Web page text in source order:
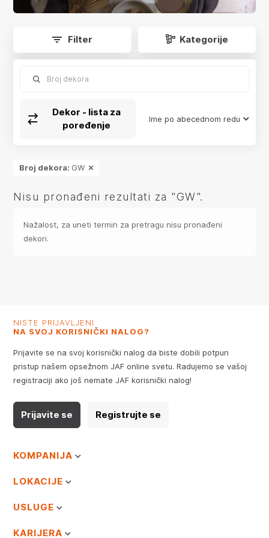
Filter Kategorije
Broj dekora
Dekor - lista za
poređenje
Ime po abecednom redu
Broj dekora: GW
Nisu pronađeni rezultati za "GW".
Nažalost, za uneti termin za pretragu nisu pronađeni
dekori.
NISTE PRIJAVLJENI
NA SVOJ KORISNIČKI NALOG?
Prijavite se na svoj korisnički nalog da biste dobili potpun
pristup našem opsežnom JAF online svetu. Radujemo se vašoj
registraciji ako još nemate JAF korisnički nalog!
Prijavite se Registrujte se
KOMPANIJA
LOKACIJE
USLUGE
KARIJERA